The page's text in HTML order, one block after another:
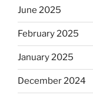
June 2025
February 2025
January 2025
December 2024